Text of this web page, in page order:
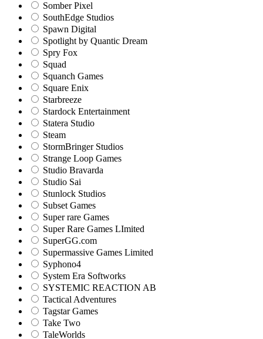
Somber Pixel
SouthEdge Studios
Spawn Digital
Spotlight by Quantic Dream
Spry Fox
Squad
Squanch Games
Square Enix
Starbreeze
Stardock Entertainment
Statera Studio
Steam
StormBringer Studios
Strange Loop Games
Studio Bravarda
Studio Sai
Stunlock Studios
Subset Games
Super rare Games
Super Rare Games LImited
SuperGG.com
Supermassive Games Limited
Syphono4
System Era Softworks
SYSTEMIC REACTION AB
Tactical Adventures
Tagstar Games
Take Two
TaleWorlds